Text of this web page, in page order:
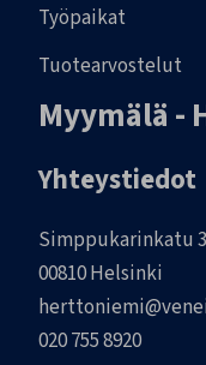
Työpaikat
Tuotearvostelut
Myymälä -
Yhteystiedot
Simppukarinkatu 3
00810 Helsinki
020 755 8920